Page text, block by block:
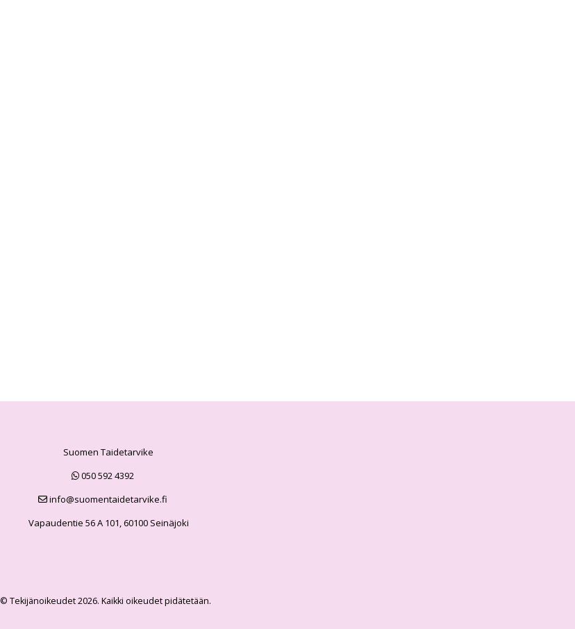
Suomen Taidetarvike
050 592 4392
info@suomentaidetarvike.fi
Vapaudentie 56 A 101, 60100 Seinäjoki
© Tekijänoikeudet 2026. Kaikki oikeudet pidätetään.